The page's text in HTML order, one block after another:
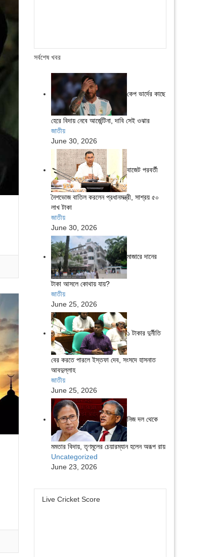
সর্বশেষ খবর
কেপ ভার্দের কাছে
হেরে বিদায় নেবে আর্জেন্টিনা, দাবি সেই ওঝার
জাতীয়
June 30, 2026
বাজেট পরবর্তী
নৈশভোজ বাতিল করলেন প্রধানমন্ত্রী, সাশ্রয় ৫০
লাখ টাকা
জাতীয়
June 30, 2026
মাজারে দানের
টাকা আসলে কোথায় যায়?
জাতীয়
June 25, 2026
১ টাকার দুর্নীতি
বের করতে পারলে ইস্তফা দেব, সংসদে হাসনাত
আবদুল্লাহ
জাতীয়
June 25, 2026
নিজ দল থেকে
মমতার বিদায়, তৃণমূলের চেয়ারম্যান হলেন অরূপ রায়
Uncategorized
June 23, 2026
Live Cricket Score